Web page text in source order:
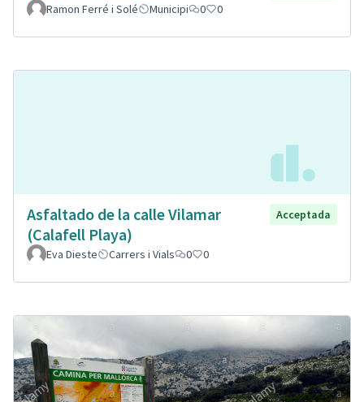
Ramon Ferré i Solé
Municipi 0 0
Asfaltado de la calle Vilamar
(Calafell Playa)
Acceptada
Eva Dieste Carrers i Vials 0 0